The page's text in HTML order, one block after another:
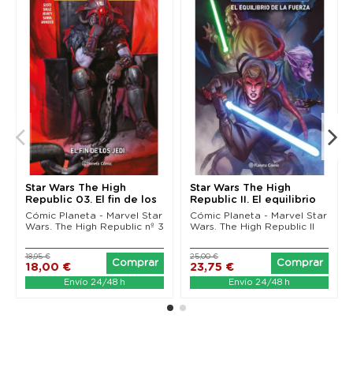
Star Wars The High
Republic 03. El fin de los
Jedi
Cómic Planeta - Marvel Star
Wars. The High Republic nº 3
18,00 €
18,95 €
Comprar
Envío 24/48 h
Star Wars The High
Republic II. El equilibrio
de la fuerza
Cómic Planeta - Marvel Star
Wars. The High Republic II
23,75 €
25,00 €
Comprar
Envío 24/48 h